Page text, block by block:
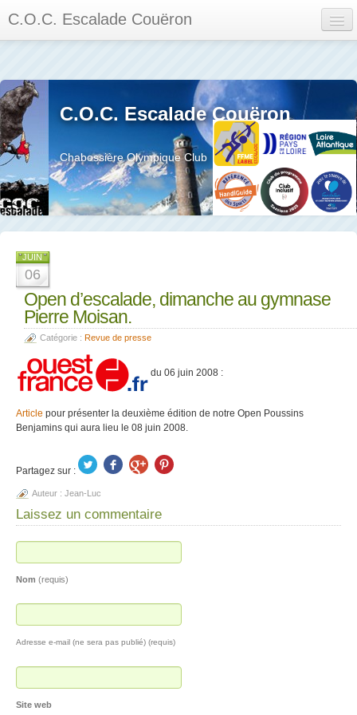
C.O.C. Escalade Couëron
Calendrier des événements et des compétitions
Les membres
Les séances
Privée
La salle et le mur
C.O.C. Escalade Couëron
Chabossière Olympique Club
JUIN
06
Open d’escalade, dimanche au gymnase
Pierre Moisan.
Catégorie : Revue de presse
du 06 juin 2008 :
Article pour présenter la deuxième édition de notre Open Poussins
Benjamins qui aura lieu le 08 juin 2008.
Partagez sur :
Auteur : Jean-Luc
Laissez un commentaire
Nom (requis)
Adresse e-mail (ne sera pas publié) (requis)
Site web